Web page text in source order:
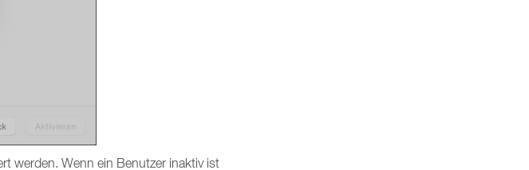
werden. Wenn ein Benutzer inaktiv ist